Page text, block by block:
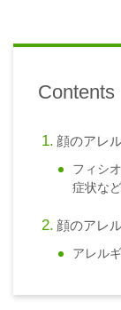
Contents
顔のアレ
フィシ
症状な
顔のアレ
アレル